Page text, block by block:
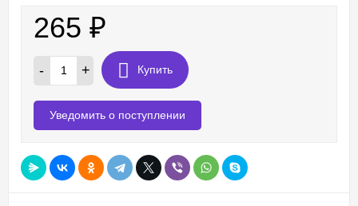
265 ₽
- + Купить
Уведомить о поступлении